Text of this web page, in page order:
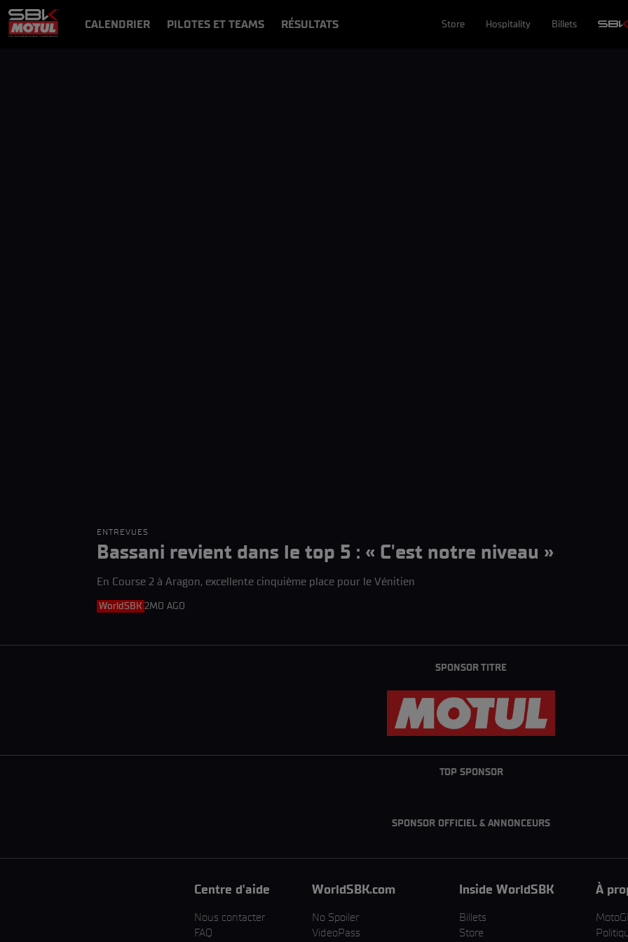
CALENDRIER PILOTES ET TEAMS RÉSULTATS Store Hospitality Billets
ENTREVUES
Bassani revient dans le top 5 : « C'est notre niveau »
En Course 2 à Aragon, excellente cinquième place pour le Vénitien
WorldSBK 2MO AGO
SPONSOR TITRE
TOP SPONSOR
SPONSOR OFFICIEL & ANNONCEURS
Centre d'aide
Nous contacter
FAQ
WorldSBK.com
No Spoiler
VideoPass
Inside WorldSBK
Billets
Store
À